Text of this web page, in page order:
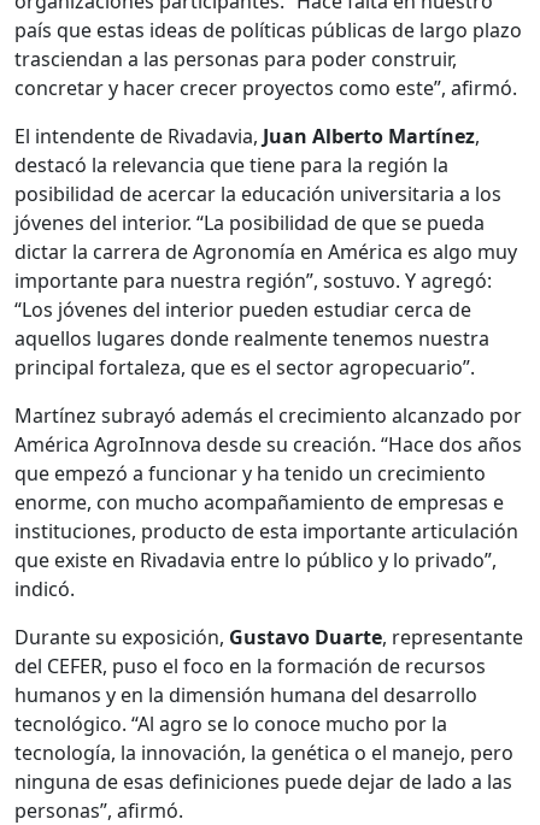
país que estas ideas de políticas públicas de largo plazo
trasciendan a las personas para poder construir,
concretar y hacer crecer proyectos como este”, afirmó.
El intendente de Rivadavia, Juan Alberto Martínez,
destacó la relevancia que tiene para la región la
posibilidad de acercar la educación universitaria a los
jóvenes del interior. “La posibilidad de que se pueda
dictar la carrera de Agronomía en América es algo muy
importante para nuestra región”, sostuvo. Y agregó:
“Los jóvenes del interior pueden estudiar cerca de
aquellos lugares donde realmente tenemos nuestra
principal fortaleza, que es el sector agropecuario”.
Martínez subrayó además el crecimiento alcanzado por
América AgroInnova desde su creación. “Hace dos años
que empezó a funcionar y ha tenido un crecimiento
enorme, con mucho acompañamiento de empresas e
instituciones, producto de esta importante articulación
que existe en Rivadavia entre lo público y lo privado”,
indicó.
Durante su exposición, Gustavo Duarte, representante
del CEFER, puso el foco en la formación de recursos
humanos y en la dimensión humana del desarrollo
tecnológico. “Al agro se lo conoce mucho por la
tecnología, la innovación, la genética o el manejo, pero
ninguna de esas definiciones puede dejar de lado a las
personas”, afirmó.